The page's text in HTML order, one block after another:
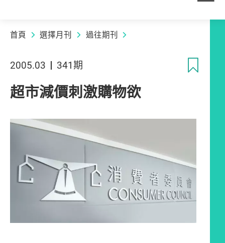
首頁 選擇月刊 過往期刊
2005.03 341期
超市減價刺激購物欲